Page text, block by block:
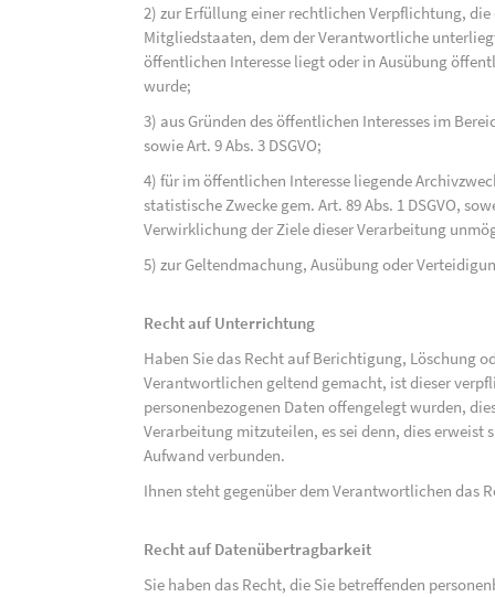
2) zur Erfüllung einer rechtlichen Verpflichtung,
Mitgliedstaaten, dem der Verantwortliche
öffentlichen Interesse liegt oder in Ausübung
wurde;
3) aus Gründen des öffentlichen Interesses im
sowie Art. 9 Abs. 3 DSGVO;
4) für im öffentlichen Interesse liegende
statistische Zwecke gem. Art. 89 Abs. 1 DSGVO,
Verwirklichung der Ziele dieser Verarbeitung
5) zur Geltendmachung, Ausübung oder
Recht auf Unterrichtung
Haben Sie das Recht auf Berichtigung, Löschung
Verantwortlichen geltend gemacht, ist dieser
personenbezogenen Daten offengelegt wurden,
Verarbeitung mitzuteilen, es sei denn, dies
Aufwand verbunden.
Ihnen steht gegenüber dem Verantwortlichen das
Recht auf Datenübertragbarkeit
Sie haben das Recht, die Sie betreffenden